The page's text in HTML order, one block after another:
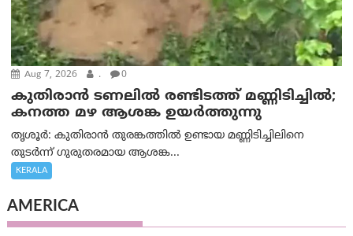
Aug 7, 2026 . 0
കുതിരാൻ ടണലിൽ രണ്ടിടത്ത് മണ്ണിടിച്ചിൽ;
കനത്ത മഴ ആശങ്ക ഉയർത്തുന്നു
തൃശൂർ: കുതിരാൻ തുരങ്കത്തിൽ ഉണ്ടായ മണ്ണിടിച്ചിലിനെ
തുടർന്ന് ഗുരുതരമായ ആശങ്ക...
KERALA
AMERICA